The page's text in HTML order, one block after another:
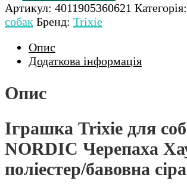
Артикул: 4011905360621 Категорія:
собак Бренд: Trixie
Опис
Додаткова інформація
Опис
Іграшка Trixie для
NORDIC Черепаха
поліестер/бавовна